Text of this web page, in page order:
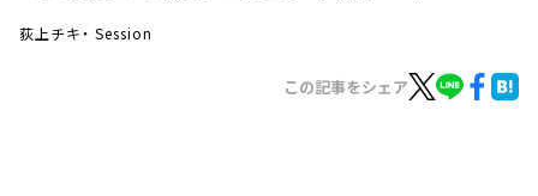
荻上チキ・ Session
この記事をシェア